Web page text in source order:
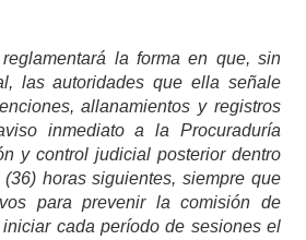
la forma en que, sin
las autoridades que ella señale
allanamientos y registros
inmediato a la Procuraduría
y control judicial posterior dentro
horas siguientes, siempre que
para prevenir la comisión de
cada período de sesiones el